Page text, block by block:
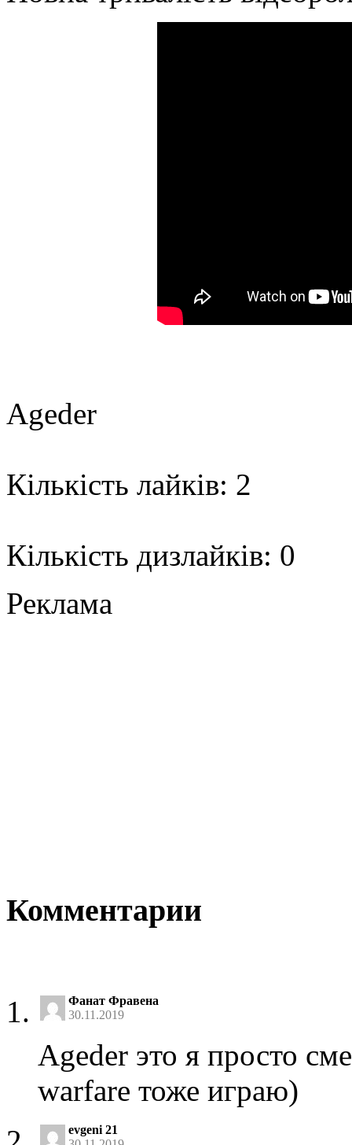
Ageder
Кількість лайків: 2
Кількість дизлайків: 0
Реклама
Комментарии
Фанат Фравена
30.11.2019
Ageder это я просто
warfare тоже играю)
evgeni 21